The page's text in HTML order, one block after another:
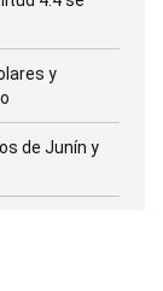
y
de Junín y